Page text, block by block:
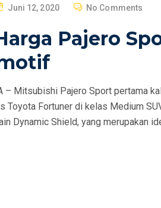
S
E
Juni 12, 2020 No Comments
Pajero
– Mitsubishi Pajero Sport pertama
Toyota Fortuner di kelas Medium
Dynamic Shield, yang merupakan